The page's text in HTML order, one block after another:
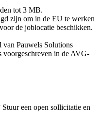
tot 3 MB.
zijn om in de EU te werken
de joblocatie beschikken.
van Pauwels Solutions
voorgeschreven in de AVG-
een open sollicitatie en